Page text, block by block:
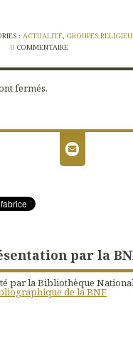
par la
par la Bibliothèque
de la BNF
: ACTUALITÉ, GROUPES
0 COMMENTAIRE
fermés.